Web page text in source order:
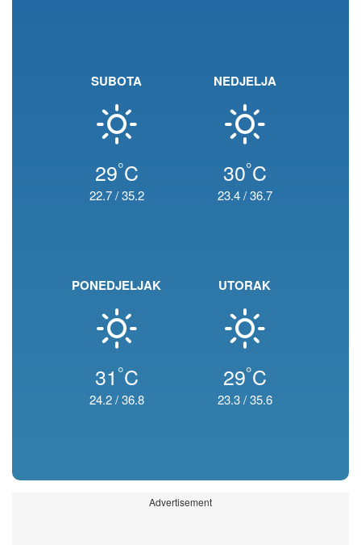
SUBOTA
29°C
22.7/35.2
NEDJELJA
30°C
23.4/36.7
PONEDJELJAK
31 °C
24.2/36.8
UTORAK
29°C
23.3/35.6
Advertisement